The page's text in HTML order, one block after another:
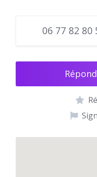
06 77 82 80